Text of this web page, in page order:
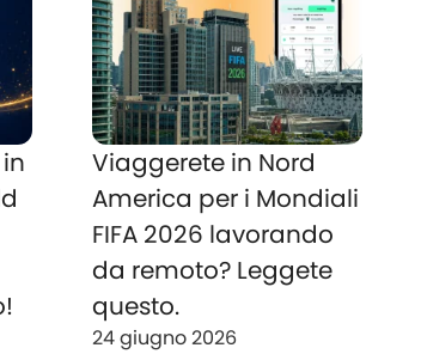
Viaggerete in Nord
America per i Mondiali
FIFA 2026 lavorando
da remoto? Leggete
questo.
24 giugno 2026